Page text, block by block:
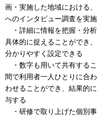
画・実施した地域における
へのインタビュー調査を実
・詳細に情報を把握・分
具体的に捉えることができ
分かりやすく設定できる
・数字も用いて共有する
間で利用者一人ひとりに合
わせることができ、結果的
与する
・研修で取り上げた個別